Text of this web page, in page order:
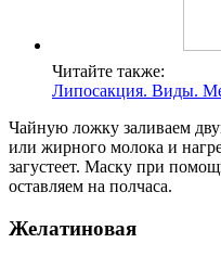
Читайте также:
Липосакция. Виды.
Чайную ложку заливаем
или жирного молока и
загустеет. Маску при
оставляем на полчаса.
Желатиновая